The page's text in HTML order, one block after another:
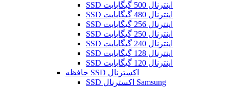
SSD اینترنال 500 گیگابایت
SSD اینترنال 480 گیگابایت
SSD اینترنال 256 گیگابایت
SSD اینترنال 250 گیگابایت
SSD اینترنال 240 گیگابایت
SSD اینترنال 128 گیگابایت
SSD اینترنال 120 گیگابایت
حافظه SSD اکسترنال
SSD اکسترنال Samsung